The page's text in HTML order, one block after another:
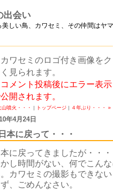
出会い
美しい鳥、カワセミ、その仲間は
ワセミのロゴ付き画像を
見られます。
メント投稿後にエラー表
開されます。
噴火・・・ | トップページ | ４年ぶり・・・ »
年4月24日
日本に戻って・・・
本に戻ってきましたが・・
かし時間がない、何でこん
カワセミの撮影もできな
、ごめんなさい。